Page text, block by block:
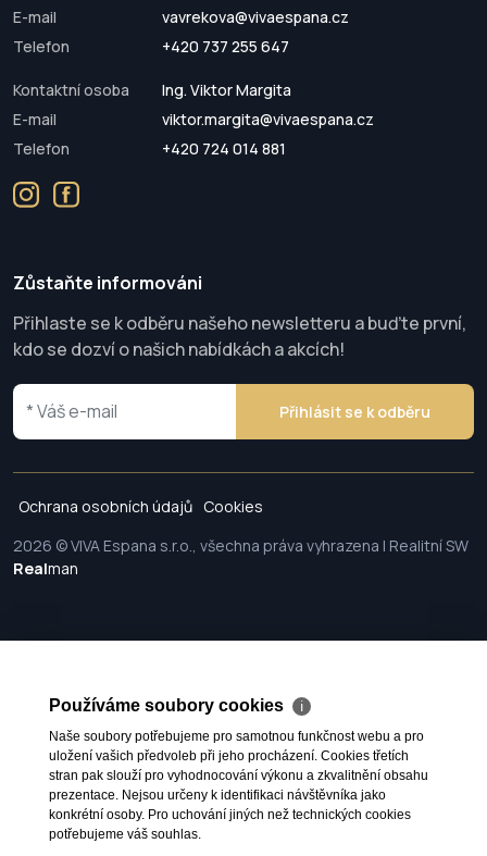
E-mail
vavrekova@vivaespana.cz
Telefon
+420 737 255 647
Kontaktní osoba
Ing. Viktor Margita
E-mail
viktor.margita@vivaespana.cz
Telefon
+420 724 014 881
Zůstaňte informováni
Přihlaste se k odběru našeho newsletteru a buďte první,
kdo se dozví o našich nabídkách a akcích!
Přihlásit se k odběru
Ochrana osobních údajů Cookies
2026 © VIVA Espana s.r.o., všechna práva vyhrazena | Realitní SW
Realman
Používáme soubory cookies ℹ
Naše soubory potřebujeme pro samotnou funkčnost webu a pro
uložení vašich předvoleb při jeho procházení. Cookies třetích
stran pak slouží pro vyhodnocování výkonu a zkvalitnění obsahu
prezentace. Nejsou určeny k identifikaci návštěvníka jako
konkrétní osoby. Pro uchování jiných než technických cookies
potřebujeme váš souhlas.